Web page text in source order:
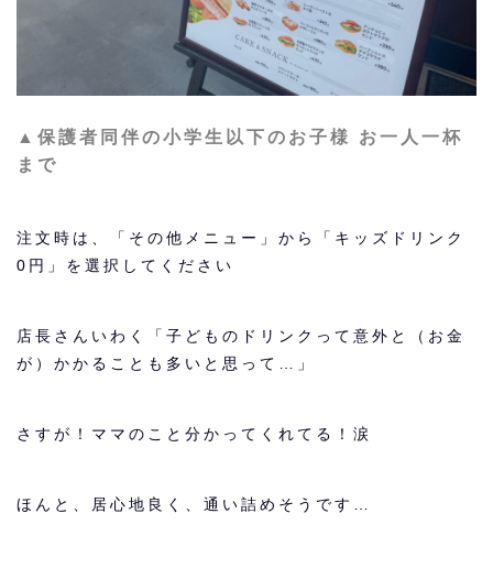
▲保護者同伴の小学生以下のお子様 お一人一杯
まで
注文時は、「その他メニュー」から「キッズドリンク
0円」を選択してください
店長さんいわく「子どものドリンクって意外と（お金
が）かかることも多いと思って…」
さすが！ママのこと分かってくれてる！涙
ほんと、居心地良く、通い詰めそうです…